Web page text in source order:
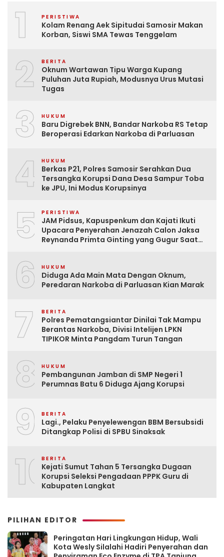
1 PERISTIWA
Kolam Renang Aek Sipitudai Samosir Makan
Korban, Siswi SMA Tewas Tenggelam
2 BERITA
Oknum Wartawan Tipu Warga Kupang
Puluhan Juta Rupiah, Modusnya Urus Mutasi
Tugas
3 HUKUM
Baru Digrebek BNN, Bandar Narkoba RS Tetap
Beroperasi Edarkan Narkoba di Parluasan
4 HUKUM
Berkas P21, Polres Samosir Serahkan Dua
Tersangka Korupsi Dana Desa Sampur Toba
ke JPU, Ini Modus Korupsinya
5 PERISTIWA
JAM Pidsus, Kapuspenkum dan Kajati Ikuti
Upacara Penyerahan Jenazah Calon Jaksa
Reynanda Primta Ginting yang Gugur Saat
6 HUKUM
Diduga Ada Main Mata Dengan Oknum,
Peredaran Narkoba di Parluasan Kian Marak
7 BERITA
Polres Pematangsiantar Dinilai Tak Mampu
Berantas Narkoba, Divisi Intelijen LPKN
TIPIKOR Minta Pangdam Turun Tangan
8 HUKUM
Pembangunan Jamban di SMP Negeri 1
Perumnas Batu 6 Diduga Ajang Korupsi
9 BERITA
Lagi., Pelaku Penyelewengan BBM Bersubsidi
Ditangkap Polisi di SPBU Sinaksak
10BERITA
Kejati Sumut Tahan 5 Tersangka Dugaan
Korupsi Seleksi Pengadaan PPPK Guru di
Kabupaten Langkat
PILIHAN EDITOR
Peringatan Hari Lingkungan Hidup, Wali
Kota Wesly Silalahi Hadiri Penyerahan dan